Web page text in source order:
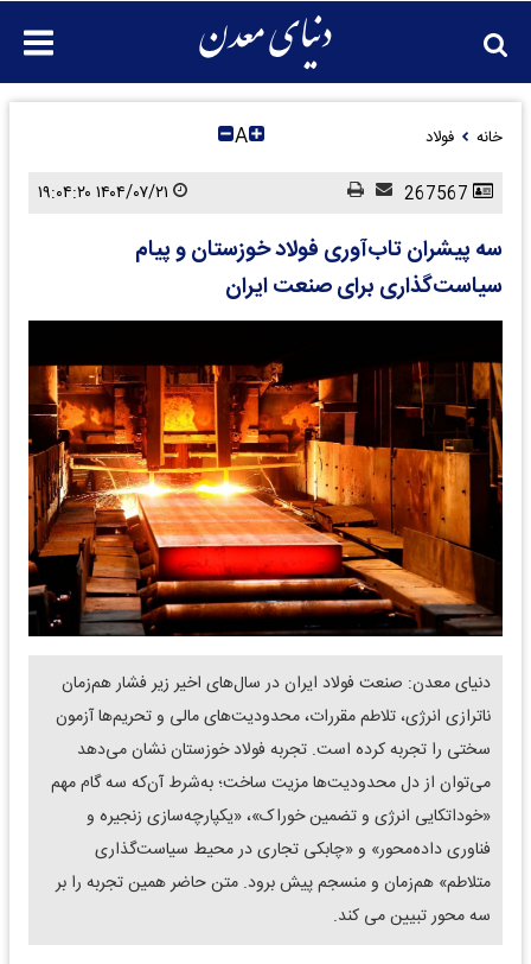
خانه فولاد A
سه پیشران تاب‌آوری فولاد خوزستان و پیام
سیاست‌گذاری برای صنعت ایران
دنیای معدن: صنعت فولاد ایران در سال‌های اخیر زیر فشار هم‌زمان
ناترازی انرژی، تلاطم مقررات، محدودیت‌های مالی و تحریم‌ها آزمون
سختی را تجربه کرده است. تجربه فولاد خوزستان نشان می‌دهد
می‌توان از دل محدودیت‌ها مزیت ساخت؛ به‌شرط آن‌که سه گام مهم
«خوداتکایی انرژی و تضمین خوراک»، «یکپارچه‌سازی زنجیره و
فناوری داده‌محور» و «چابکی تجاری در محیط سیاست‌گذاری
متلاطم» هم‌زمان و منسجم پیش برود. متن حاضر همین تجربه را بر
سه محور تبیین می کند.